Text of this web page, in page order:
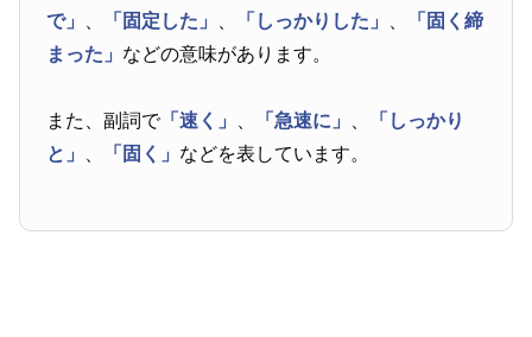
で」
「固定した」 「しっかりした」
「固く締
まった」 などの意味があります。
また、副詞で「速く」 「急速に」
「しっかり
と」
「固く」 などを表しています。